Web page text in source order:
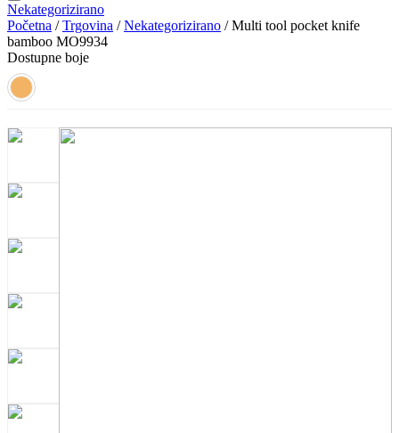
Nekategorizirano
Početna /Trgovina /Nekategorizirano / Multi tool pocket knife
bamboo MO9934
Dostupne boje